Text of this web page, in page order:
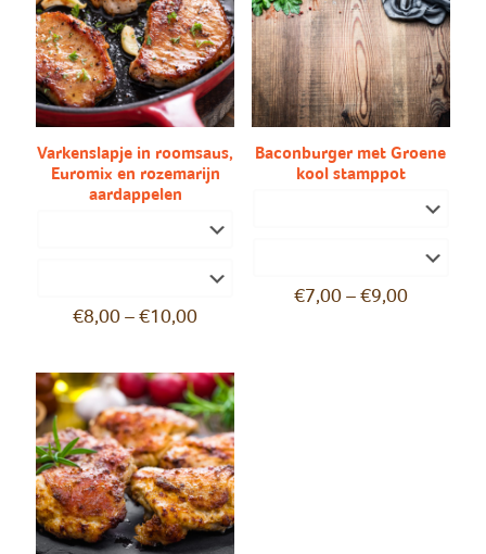
Varkenslapje in roomsaus,
Euromix en rozemarijn
aardappelen
€8,00 –€10,00
Baconburger met Groene
kool stamppot
€7,00– €9,00